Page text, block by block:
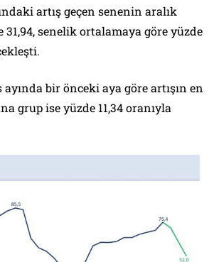
artış geçen senenin aralık
31,94, senelik ortalamaya göre yüzde
ayında bir önceki aya göre artışın en
grup ise yüzde 11,34 oranıyla